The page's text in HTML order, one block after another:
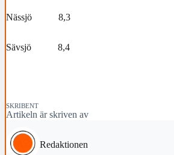
Nässjö 8,3
Sävsjö 8,4
SKRIBENT
Artikeln är skriven av
Redaktionen